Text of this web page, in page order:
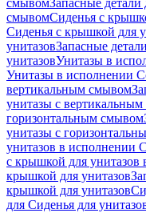
смывомЗапасные
смывомСиденья с
Сиденья с крышкой для
унитазовЗапасные
унитазовУнитазы в
Унитазы в исполнении
вертикальным смывом
унитазы с
горизонтальным смывом
унитазы с
унитазов в исполнении
с крышкой для унитазов
крышкой для унитазов
крышкой для унитазов
для Сиденья для